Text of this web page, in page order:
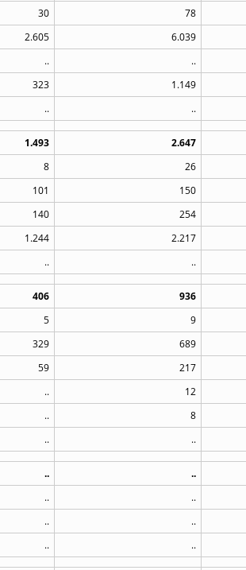
30 78
2.605 6.039
.. ..
323 1.149
.. ..
1.493 2.647
8 26
101 150
140 254
1.244 2.217
.. ..
406 936
5 9
329 689
59 217
.. 12
.. 8
.. ..
.. ..
.. ..
.. ..
.. ..